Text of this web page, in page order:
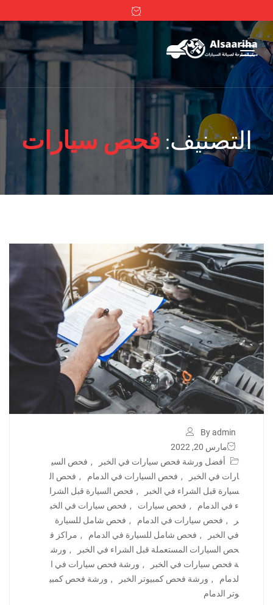
التصنيف: فحص سيارات
By admin
مارس 20, 2022
أفضل ورشة فحص سيارات في الخبر
, فحص السي
ارات في الخبر
, فحص السيارات في الدمام , فحص ال
سيارة قبل الشراء في الخبر
, فحص السيارة قبل الشرا
ء في الدمام
, فحص سيارات , فحص سيارات في الخب
ر
, فحص سيارات في الدمام , فحص شامل للسيارة
في الخبر
, فحص شامل للسيارة في الدمام , مراكز ف
حص السيارات المستعملة قبل الشراء في الخبر
, ورش
ة فحص سيارات في الخبر
, ورشة فحص سيارات في ا
لدمام
, ورشة فحص كمبيوتر الخبر , ورشة فحص كمبي
وتر الدمام